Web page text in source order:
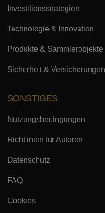
Investitionsstrategien
Technologie & Innovation
Produkte & Sammlerobjekte
Sicherheit & Versicherungen
SONSTIGES
Nutzungsbedingungen
Richtlinien für Autoren
Datenschutz
FAQ
Cookies